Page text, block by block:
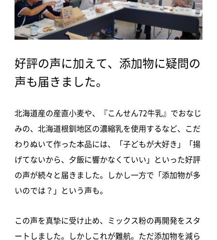
好評の声に加えて、添加物に疑問の
声も届きました。
北海道産の産直小麦や、『こんせん72牛乳』でおなじ
みの、北海道根釧地区の濃縮乳を使用するなど、こだ
わりぬいて作った本品には、「子どもが大好き」「揚
げてないから、夕飯に響かなくていい」といった好評
の声が続々と届きました。しかし一方で「添加物が多
いのでは？」という声も。
この声を真摯に受け止め、ミックス粉の再開発をスタ
ートしました。しかしこれが難航。ただ添加物を減ら